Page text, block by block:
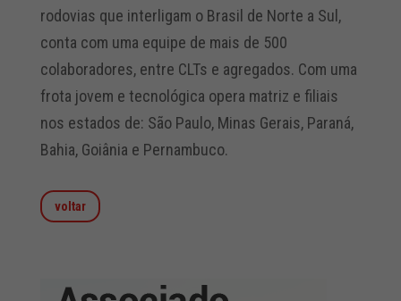
rodovias que interligam o Brasil de Norte a Sul,
conta com uma equipe de mais de 500
colaboradores, entre CLTs e agregados. Com uma
frota jovem e tecnológica opera matriz e filiais
nos estados de: São Paulo, Minas Gerais, Paraná,
Bahia, Goiânia e Pernambuco.
voltar